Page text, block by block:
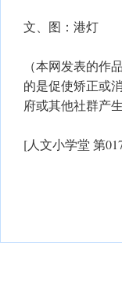
文、图：港灯
（本网发表的
的是促使矫正或
府或其他社群产
[人文小学堂 第